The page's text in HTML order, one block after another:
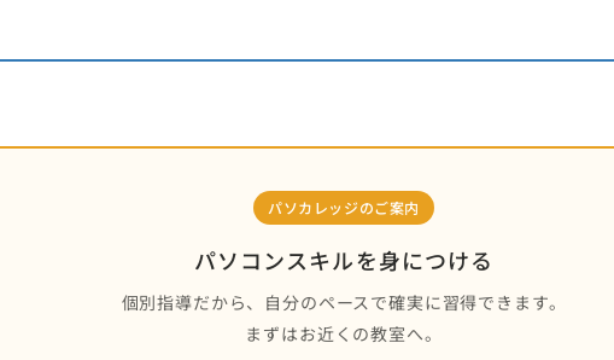
パソカレッジのご案内
パソコンスキルを身につける
個別指導だから、自分のペースで確実に習得できます。
まずはお近くの教室へ。